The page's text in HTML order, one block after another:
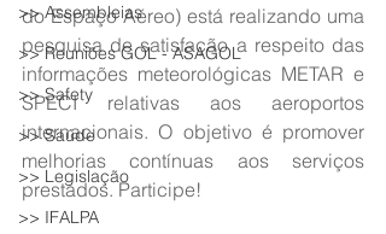
>> Assembleias
>> Reuniões GOL - ASAGOL
>> Safety
>> Saúde
>> Legislação
>> IFALPA
do Espaço Aéreo) está realizando uma
pesquisa de satisfação a respeito das
informações meteorológicas METAR e
SPECI relativas aos aeroportos
internacionais. O objetivo é promover
melhorias contínuas aos serviços
prestados. Participe!